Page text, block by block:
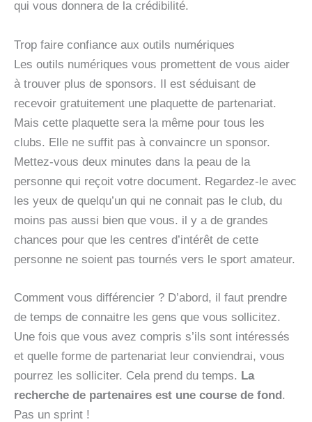
qui vous donnera de la crédibilité.
Trop faire confiance aux outils numériques
Les outils numériques vous promettent de vous aider
à trouver plus de sponsors. Il est séduisant de
recevoir gratuitement une plaquette de partenariat.
Mais cette plaquette sera la même pour tous les
clubs. Elle ne suffit pas à convaincre un sponsor.
Mettez-vous deux minutes dans la peau de la
personne qui reçoit votre document. Regardez-le avec
les yeux de quelqu’un qui ne connait pas le club, du
moins pas aussi bien que vous. il y a de grandes
chances pour que les centres d’intérêt de cette
personne ne soient pas tournés vers le sport amateur.
Comment vous différencier ? D’abord, il faut prendre
de temps de connaitre les gens que vous sollicitez.
Une fois que vous avez compris s’ils sont intéressés
et quelle forme de partenariat leur conviendrai, vous
pourrez les solliciter. Cela prend du temps. La
recherche de partenaires est une course de fond.
Pas un sprint !